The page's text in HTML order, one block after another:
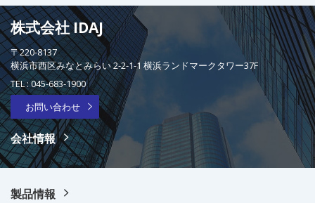
株式会社 IDAJ
〒220-8137
横浜市西区みなとみらい 2-2-1-1 横浜ランドマークタワー37F
TEL :045-683-1900
お問い合わせ
会社情報
製品情報